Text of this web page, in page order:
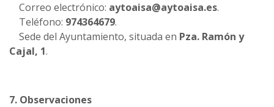
Correo electrónico: aytoaisa@aytoaisa.es.
Teléfono: 974364679.
Sede del Ayuntamiento, situada en Pza. Ramón y
Cajal, 1.
7. Observaciones